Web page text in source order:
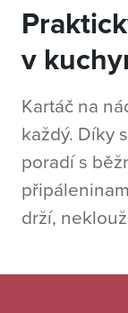
v
Kartáč na
každý. Díky
poradí s
drží,